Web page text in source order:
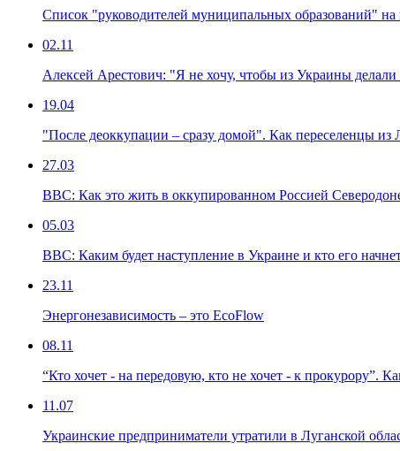
Список "руководителей муниципальных образований"
02.11
Алексей Арестович: "Я не хочу, чтобы из Украины
19.04
"После деоккупации – сразу домой". Как переселенцы из
27.03
ВВС: Как это жить в оккупированном Россией
05.03
ВВС: Каким будет наступление в Украине и кто его
23.11
Энергонезависимость – это EcoFlow
08.11
“Кто хочет - на передовую, кто не хочет - к прокурору”.
11.07
Украинские предприниматели утратили в Луганской